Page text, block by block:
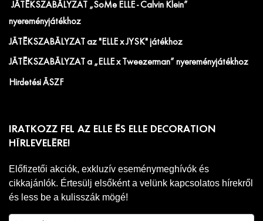
JÁTÉKSZABÁLYZAT „SoMe ELLE - Calvin Klein”
nyereményjátékhoz
JÁTÉKSZABÁLYZAT az "ELLE x JYSK" játékhoz
JÁTÉKSZABÁLYZAT a „ELLE x Tweezerman” nyereményjátékhoz
Hirdetési ÁSZF
IRATKOZZ FEL AZ ELLE ÉS ELLE DECORATION
HÍRLEVELÉRE!
Előfizetői akciók, exkluzív eseménymeghívók és
cikkajánlók. Értesülj elsőként a velünk kapcsolatos hírekről
és less be a kulisszák mögé!